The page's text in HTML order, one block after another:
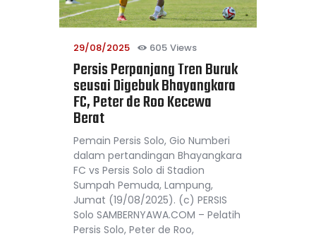
29/08/2025 605 Views
Persis Perpanjang Tren Buruk
seusai Digebuk Bhayangkara
FC, Peter de Roo Kecewa
Berat
Pemain Persis Solo, Gio Numberi
dalam pertandingan Bhayangkara
FC vs Persis Solo di Stadion
Sumpah Pemuda, Lampung,
Jumat (19/08/2025). (c) PERSIS
Solo SAMBERNYAWA.COM – Pelatih
Persis Solo, Peter de Roo,